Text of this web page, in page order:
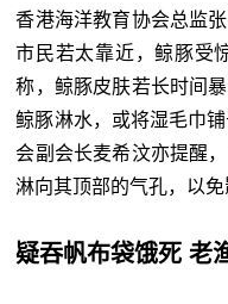
香港海洋教育协会总监
市民若太靠近，鲸豚受
称，鲸豚皮肤若长时间
鲸豚淋水，或将湿毛巾
会副会长麦希汶亦提醒
淋向其顶部的气孔，以免
疑吞帆布袋饿死 老